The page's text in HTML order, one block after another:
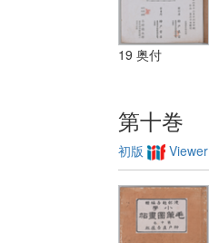
19 奥付
第十巻
初版 Viewer